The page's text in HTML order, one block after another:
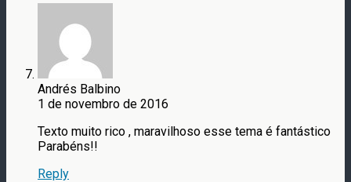
Andrés Balbino
1 de novembro de 2016
Texto muito rico , maravilhoso esse tema é fantástico
Parabéns!!
Reply